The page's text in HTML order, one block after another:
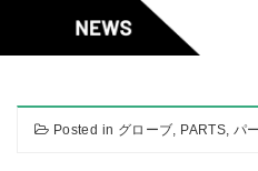
content
Posted in グローブ, PARTS,パ